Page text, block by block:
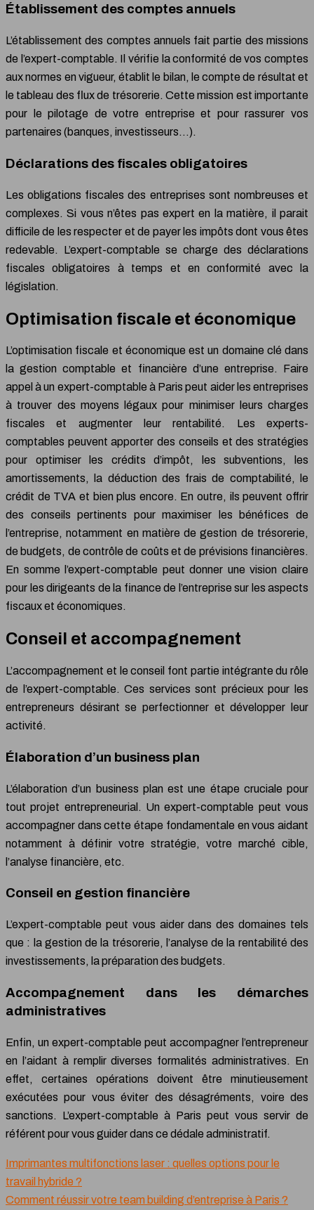
Établissement des comptes annuels
L’établissement des comptes annuels fait partie des missions
de l’expert-comptable. Il vérifie la conformité de vos comptes
aux normes en vigueur, établit le bilan, le compte de résultat et
le tableau des flux de trésorerie. Cette mission est importante
pour le pilotage de votre entreprise et pour rassurer vos
partenaires (banques, investisseurs…).
Déclarations des fiscales obligatoires
Les obligations fiscales des entreprises sont nombreuses et
complexes. Si vous n’êtes pas expert en la matière, il parait
difficile de les respecter et de payer les impôts dont vous êtes
redevable. L’expert-comptable se charge des déclarations
fiscales obligatoires à temps et en conformité avec la
législation.
Optimisation fiscale et économique
L’optimisation fiscale et économique est un domaine clé dans
la gestion comptable et financière d’une entreprise. Faire
appel à un expert-comptable à Paris peut aider les entreprises
à trouver des moyens légaux pour minimiser leurs charges
fiscales et augmenter leur rentabilité. Les experts-
comptables peuvent apporter des conseils et des stratégies
pour optimiser les crédits d’impôt, les subventions, les
amortissements, la déduction des frais de comptabilité, le
crédit de TVA et bien plus encore. En outre, ils peuvent offrir
des conseils pertinents pour maximiser les bénéfices de
l’entreprise, notamment en matière de gestion de trésorerie,
de budgets, de contrôle de coûts et de prévisions financières.
En somme l’expert-comptable peut donner une vision claire
pour les dirigeants de la finance de l’entreprise sur les aspects
fiscaux et économiques.
Conseil et accompagnement
L’accompagnement et le conseil font partie intégrante du rôle
de l’expert-comptable. Ces services sont précieux pour les
entrepreneurs désirant se perfectionner et développer leur
activité.
Élaboration d’un business plan
L’élaboration d’un business plan est une étape cruciale pour
tout projet entrepreneurial. Un expert-comptable peut vous
accompagner dans cette étape fondamentale en vous aidant
notamment à définir votre stratégie, votre marché cible,
l’analyse financière, etc.
Conseil en gestion financière
L’expert-comptable peut vous aider dans des domaines tels
que : la gestion de la trésorerie, l’analyse de la rentabilité des
investissements, la préparation des budgets.
Accompagnement dans les démarches
administratives
Enfin, un expert-comptable peut accompagner l’entrepreneur
en l’aidant à remplir diverses formalités administratives. En
effet, certaines opérations doivent être minutieusement
exécutées pour vous éviter des désagréments, voire des
sanctions. L’expert-comptable à Paris peut vous servir de
référent pour vous guider dans ce dédale administratif.
Imprimantes multifonctions laser : quelles options pour le
travail hybride ?
Comment réussir votre team building d’entreprise à Paris ?